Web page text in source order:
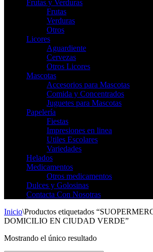
Frutas y Verduras
Frutas
Verduras
Otros
Licores
Aguardiente
Cervezas
Otros Licores
Mascotas
Accesorios para Mascotas
Comida y Concentrados
Juguetes para Mascotas
Papelería
Fiestas
Impresiones en linea
Utiles Escolares
Variedades
Helados
Medicamentos
Otros medicamentos
Dulces y Golosinas
Contacta Con Nosotras
Inicio\Productos etiquetados
DOMICILIO EN CIUDAD VERDE”
Mostrando el único resultado